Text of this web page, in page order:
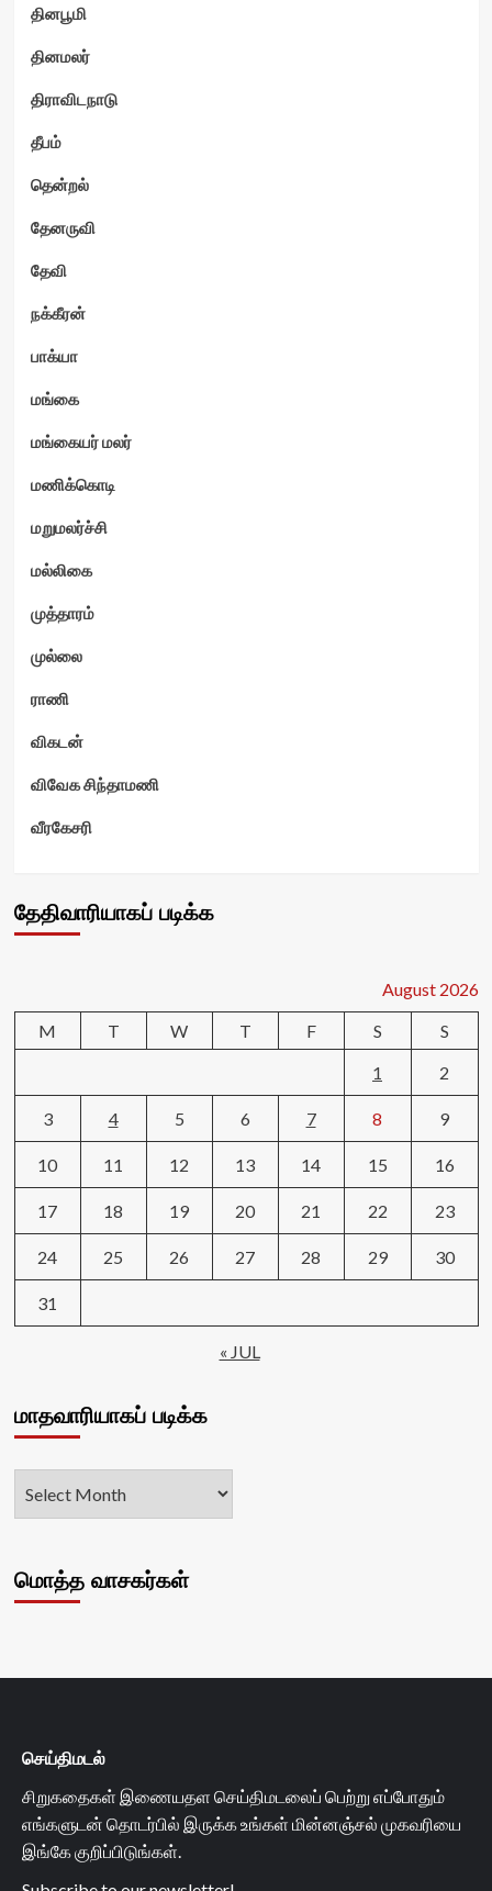
தினபூமி
தினமலர்
திராவிடநாடு
தீபம்
தென்றல்
தேனருவி
தேவி
நக்கீரன்
பாக்யா
மங்கை
மங்கையர் மலர்
மணிக்கொடி
மறுமலர்ச்சி
மல்லிகை
முத்தாரம்
முல்லை
ராணி
விகடன்
விவேக சிந்தாமணி
வீரகேசரி
தேதிவாரியாகப் படிக்க
August 2026
M
T W T F S
S
1
2
3 4 5 6 7 8 9
10 11 12 13 14 15 16
17 18 19 20 21 22 23
24 25 26 27 28 29 30
31
« JUL
மாதவாரியாகப் படிக்க
மொத்த வாசகர்கள்
செய்திமடல்
சிறுகதைகள் இணையதள செய்திமடலைப் பெற்று எப்போதும்
எங்களுடன் தொடர்பில் இருக்க உங்கள் மின்னஞ்சல் முகவரியை
இங்கே குறிப்பிடுங்கள்.